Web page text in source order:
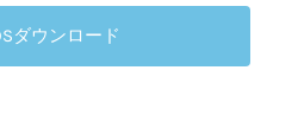
ダウンロード